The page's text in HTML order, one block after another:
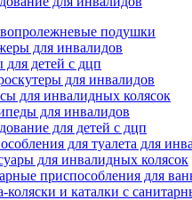
подушки
для инвалидов
детей с дцп
для инвалидов
для инвалидных колясок
для инвалидов
для детей с дцп
для туалета для
для инвалидных колясок
приспособления для
коляски и каталки с